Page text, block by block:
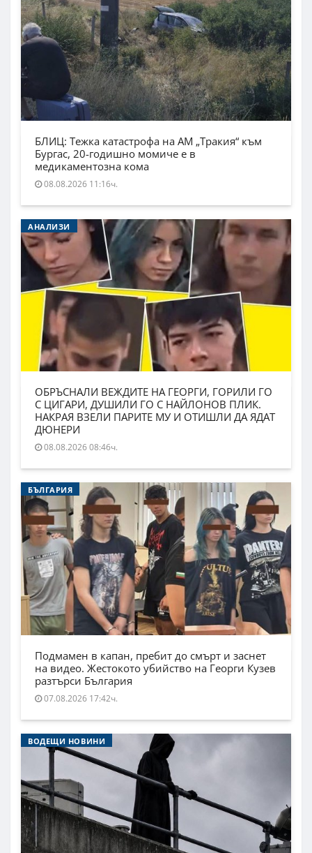
БЛИЦ: Тежка катастрофа на АМ „Тракия“ към
Бургас, 20-годишно момиче е в
медикаментозна кома
08.08.2026 11:16ч.
АНАЛИЗИ
ОБРЪСНАЛИ ВЕЖДИТЕ НА ГЕОРГИ, ГОРИЛИ ГО
С ЦИГАРИ, ДУШИЛИ ГО С НАЙЛОНОВ ПЛИК.
НАКРАЯ ВЗЕЛИ ПАРИТЕ МУ И ОТИШЛИ ДА ЯДАТ
ДЮНЕРИ
08.08.2026 08:46ч.
БЪЛГАРИЯ
Подмамен в капан, пребит до смърт и заснет
на видео. Жестокото убийство на Георги Кузев
разтърси България
07.08.2026 17:42ч.
ВОДЕЩИ НОВИНИ